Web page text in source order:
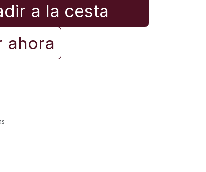
a la cesta
ahora